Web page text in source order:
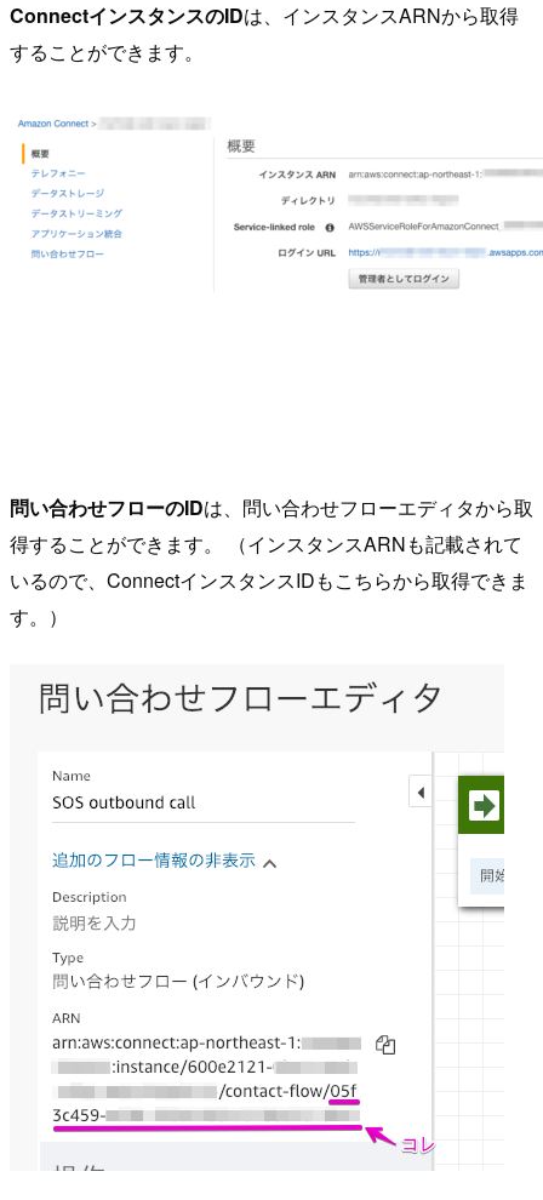
ConnectインスタンスのIDは、インスタンスARNから取得
することができます。
問い合わせフローのIDは、問い合わせフローエディタから取
得することができます。 （インスタンスARNも記載されて
いるので、ConnectインスタンスIDもこちらから取得できま
す。）